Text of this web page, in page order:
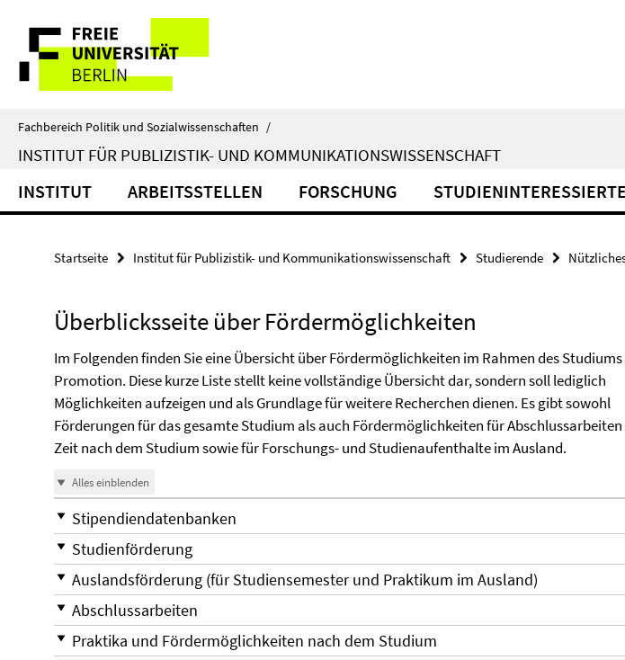
direkt
Inhalt
Service-
Navigation
Fachbereich Politik und Sozialwissenschaften /
INSTITUT FÜR PUBLIZISTIK- UND KOMMUNIKATIONSWISSENSCHAFT
INSTITUT ARBEITSSTELLEN FORSCHUNG STUDIENINTERESSIERTE
Startseite Institut für Publizistik- und Kommunikationswissenschaft Studierende
Überblicksseite über Fördermöglichkeiten
Im Folgenden finden Sie eine Übersicht über Fördermöglichkeiten im Rahmen des Studiums
Promotion. Diese kurze Liste stellt keine vollständige Übersicht dar, sondern soll lediglich
Möglichkeiten aufzeigen und als Grundlage für weitere Recherchen dienen. Es gibt sowohl
Förderungen für das gesamte Studium als auch Fördermöglichkeiten für
Zeit nach dem Studium sowie für Forschungs- und Studienaufenthalte im Ausland.
Alles einblenden
Stipendiendatenbanken
Studienförderung
Auslandsförderung (für Studiensemester und Praktikum im Ausland)
Abschlussarbeiten
Praktika und Fördermöglichkeiten nach dem Studium